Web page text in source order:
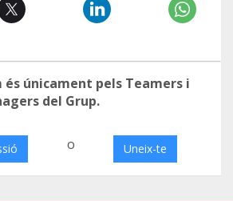
únicament pels Teamers i
del Grup.
o Uneix-te